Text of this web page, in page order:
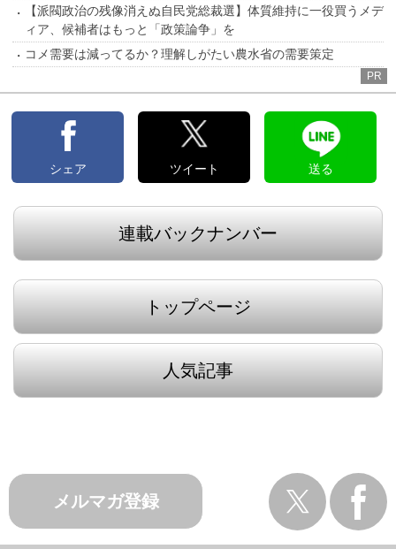
【派閥政治の残像消えぬ自民党総裁選】体質維持に一役買うメデ
ィア、候補者はもっと「政策論争」を
コメ需要は減ってるか？理解しがたい農水省の需要策定
PR
シェア ツイート 送る
連載バックナンバー
トップページ
人気記事
メルマガ登録